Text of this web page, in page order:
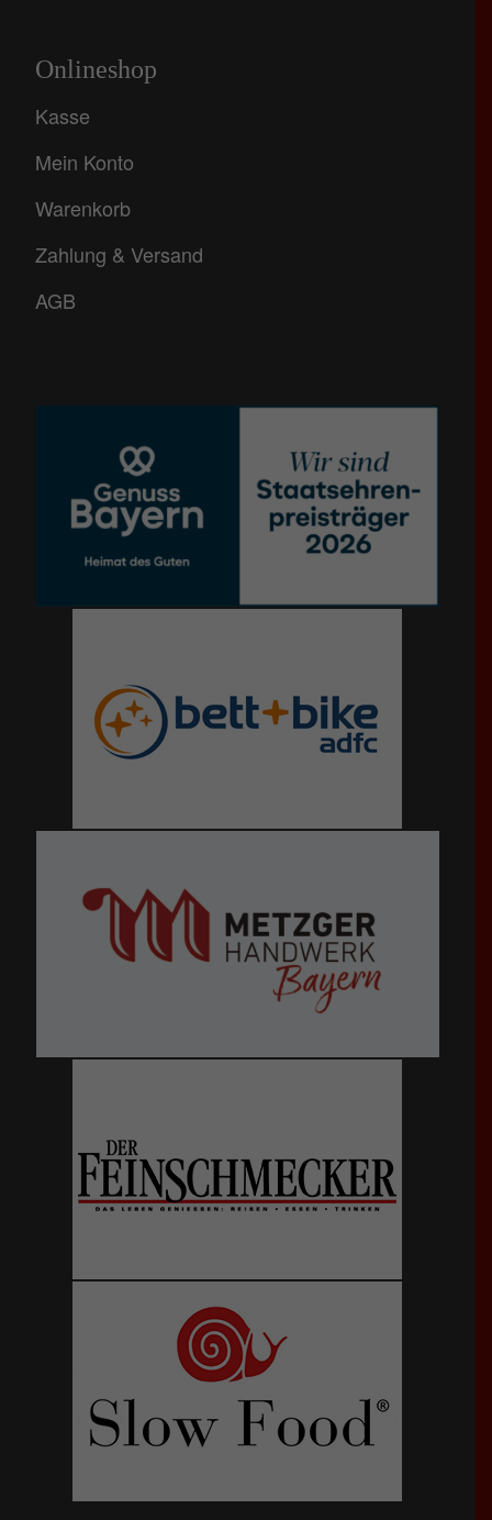
Onlineshop
Kasse
Mein Konto
Warenkorb
Zahlung & Versand
AGB